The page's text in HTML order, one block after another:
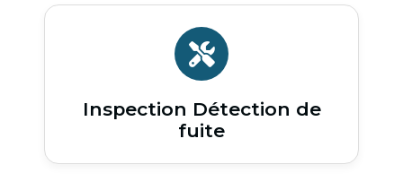
Inspection Détection de
fuite